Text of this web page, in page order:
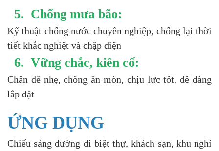
5. Chống mưa bão:
Kỹ thuật chống nước chuyên nghiệp, chống lại thời
tiết khắc nghiệt và chập điện
6. Vững chắc, kiên cố:
Chân đế nhẹ, chống ăn mòn, chịu lực tốt, dễ dàng
lắp đặt
ỨNG DỤNG
Chiếu sáng đường đi biệt thự, khách sạn, khu nghỉ